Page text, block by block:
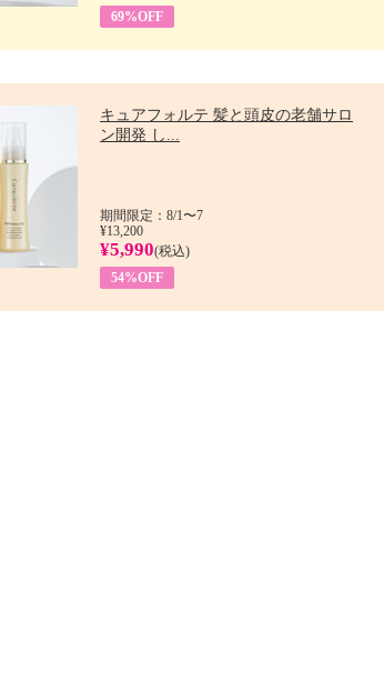
69%OFF
キュアフォルテ 髪と頭皮の老舗サロ
ン開発 し...
期間限定：8/1〜7
¥13,200
¥5,990(税込)
54%OFF